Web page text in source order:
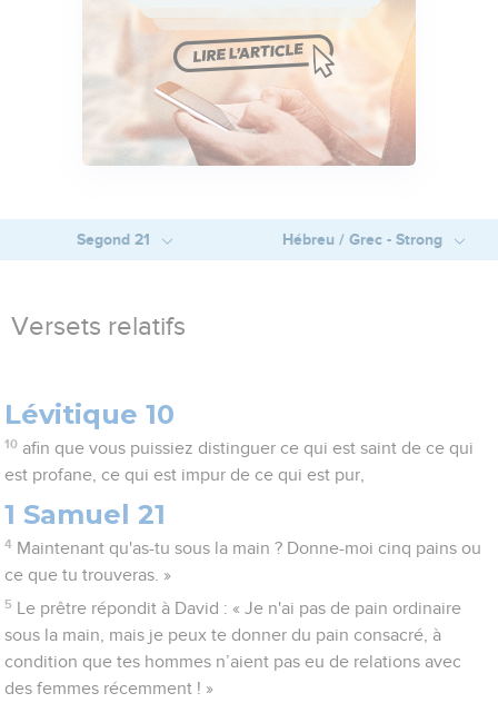
Segond 21 Hébreu / Grec - Strong
Versets relatifs
Lévitique 10
10 afin que vous puissiez distinguer ce qui est saint de ce qui
est profane, ce qui est impur de ce qui est pur,
1 Samuel 21
4 Maintenant qu'as-tu sous la main ? Donne-moi cinq pains ou
ce que tu trouveras. »
5
Le prêtre répondit à David : « Je n'ai pas de pain ordinaire
sous la main, mais je peux te donner du pain consacré, à
condition que tes hommes n’aient pas eu de relations avec
des femmes récemment ! »